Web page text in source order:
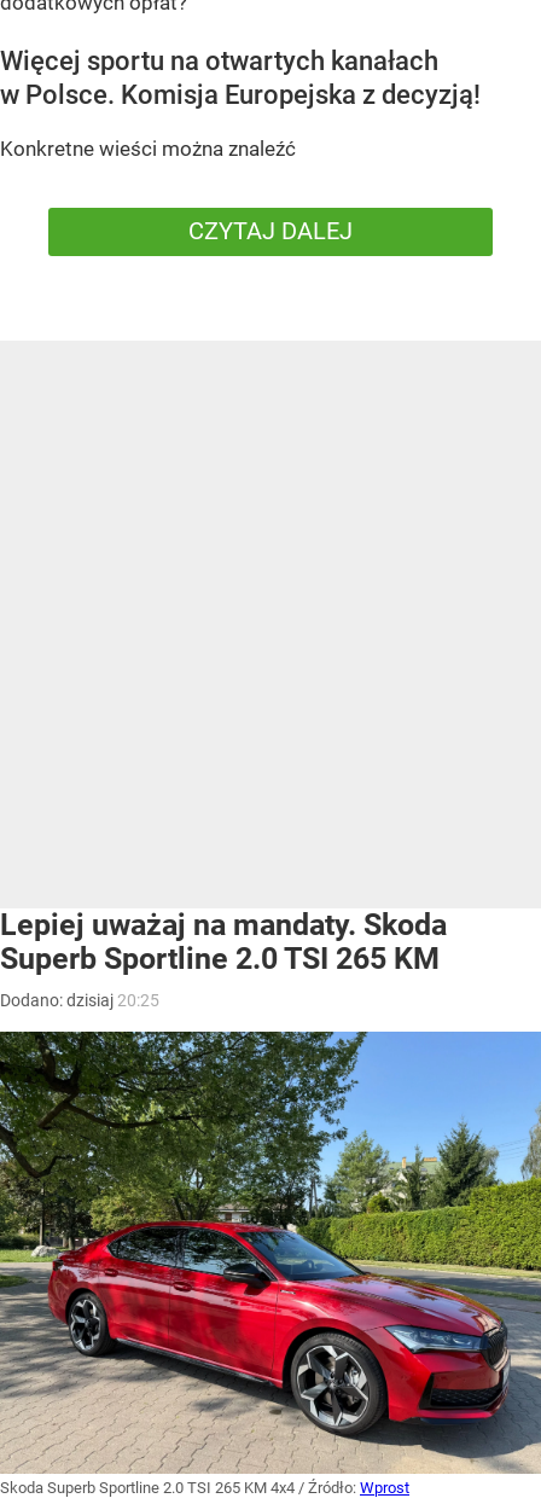
Więcej sportu na otwartych kanałach
w Polsce. Komisja Europejska z decyzją!
Konkretne wieści można znaleźć
CZYTAJ DALEJ
Lepiej uważaj na mandaty. Skoda
Superb Sportline 2.0 TSI 265 KM
Dodano:dzisiaj 20:25
Skoda Superb Sportline 2.0 TSI 265 KM 4x4 / Źródło: Wprost